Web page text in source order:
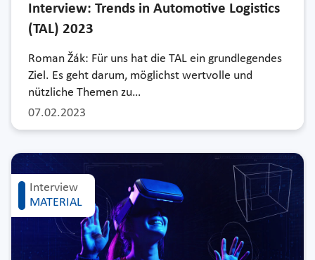
07.02.2023
Interview: Trends in Automotive Logistics
(TAL) 2023
Roman Žák: Für uns hat die TAL ein grundlegendes
Ziel. Es geht darum, möglichst wertvolle und
nützliche Themen zu…
Interview
MATERIAL